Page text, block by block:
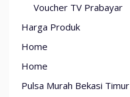
Voucher TV Prabayar
Harga Produk
Home
Home
Pulsa Murah Bekasi Timur